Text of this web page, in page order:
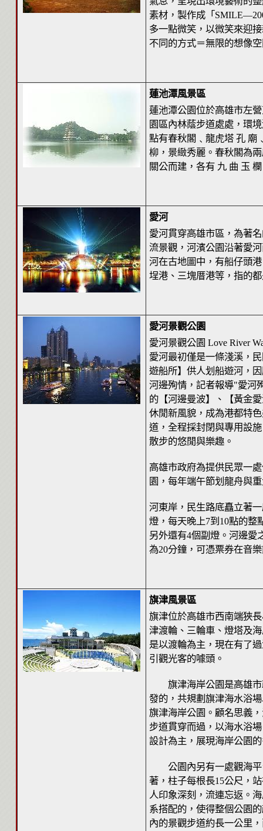
素材，製作成「
多一點微笑，以微笑來迎
不同的方式＝無限的想像
蓮池潭風景區
蓮池潭公園位於高雄市左
園區內林蔭步道處處，環
點有春秋閣﹑龍虎塔 孔 廟
柳，景緻秀麗。春秋閣為
關公而建，各有 九 曲 玉
愛河
愛河貫穿高雄市區，為著
流景觀，河濱公園沿著愛
河在古地圖中，有船仔頭
埕港、三塊厝港等，指的
愛河景觀公園
愛河景觀公園 Love River
愛河最初僅是一條淺溪，
遊船所】供人划船遊河，
河邊殉情，記者報導"愛河
的【河邊曼波】、【黃金
休閒新風貌，成為港都特
道，全程採封閉與專用設
散步的悠閒與樂趣。
高雄市政府為提供民眾一
園，每年端午節划龍舟與
河東岸，民生路底矗立著
燈，每天晚上7到10點的整
另外還有4個副燈。河邊愛
為20分鐘，可憑票券在音
旗津風景區
旗津位於高雄市西南端狹
津渡輪、三輪車、燈塔及
是以渡輪為主，現在有了
引觀光客的噱頭。
旗津海岸公園是高雄市
發的，共規劃旗津海水浴
旗津海岸公園。顧名思義
步道貫穿而過，以海水浴
設計為主，展現海岸公園
公園內另有一處觀海平
著，柱子每根長15公尺，
人印象深刻，流連忘返。
系搭配的，使得整個公園
內的景觀步道約長一公里